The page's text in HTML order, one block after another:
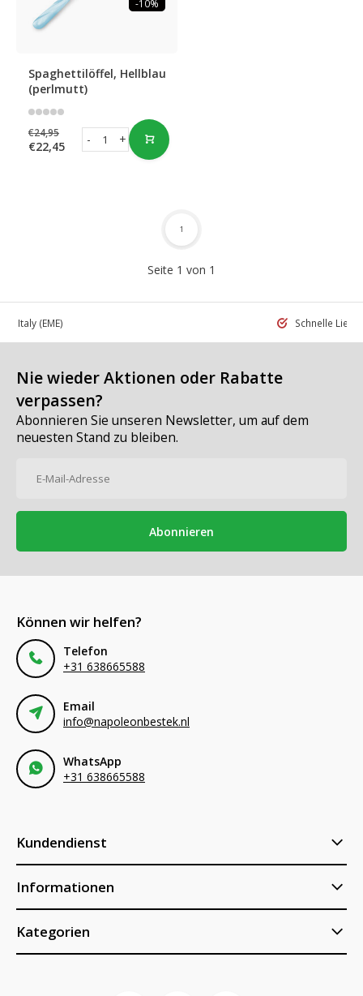
-10%
Spaghettilöffel, Hellblau
(perlmutt)
€24,95
€22,45 +
-
Seite 1 von 1
1
in Italy (EME) Schnelle
Nie wieder Aktionen oder Rabatte
verpassen?
Abonnieren Sie unseren Newsletter, um auf dem
neuesten Stand zu bleiben.
Abonnieren
Können wir helfen?
Telefon
+31 638665588
Email
info@napoleonbestek.nl
WhatsApp
+31 638665588
Kundendienst
Informationen
Kategorien